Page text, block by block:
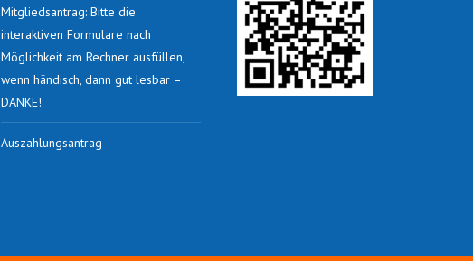
Mitgliedsantrag: Bitte die
interaktiven Formulare nach
Möglichkeit am Rechner ausfüllen,
wenn händisch, dann gut lesbar –
DANKE!
Auszahlungsantrag